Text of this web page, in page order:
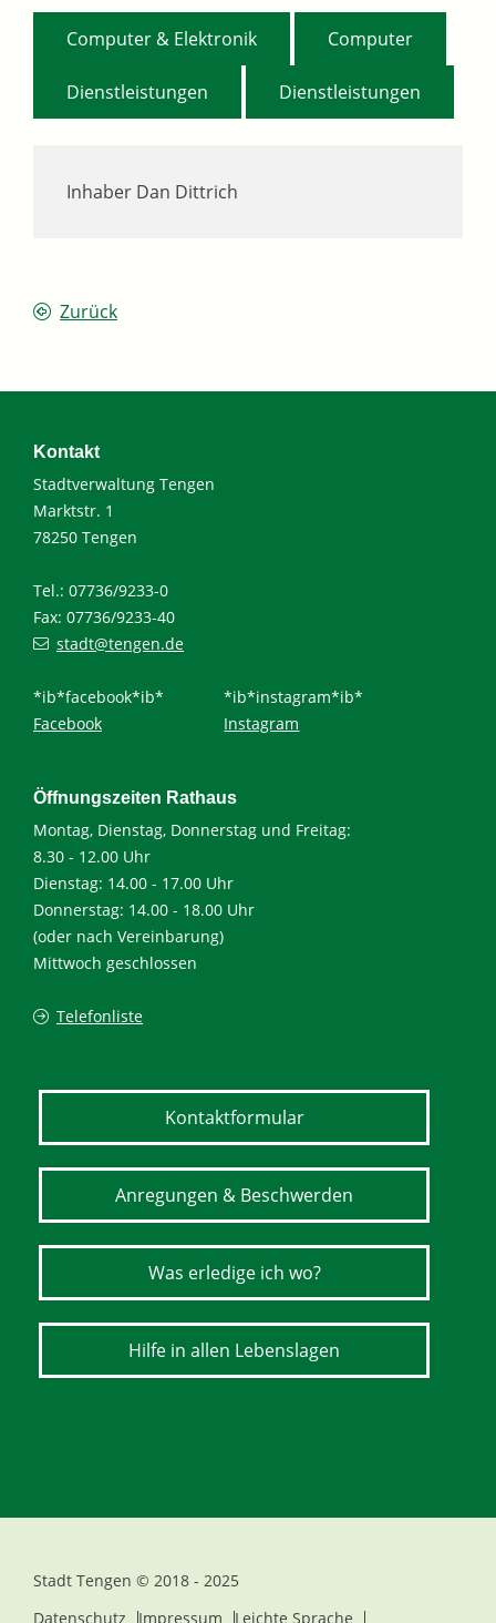
Inhaber Dan Dittrich
Computer & Elektronik Computer
Dienstleistungen Dienstleistungen
Zurück
Kontakt
Stadtverwaltung Tengen
Marktstr. 1
78250 Tengen
Tel.: 07736/9233-0
Fax: 07736/9233-40
stadt@tengen.de
*ib*facebook*ib*
Facebook
*ib*instagram*ib*
Instagram
Öffnungszeiten Rathaus
Montag, Dienstag, Donnerstag und Freitag:
8.30 - 12.00 Uhr
Dienstag: 14.00 - 17.00 Uhr
Donnerstag: 14.00 - 18.00 Uhr
(oder nach Vereinbarung)
Mittwoch geschlossen
Telefonliste
Kontaktformular
Anregungen & Beschwerden
Was erledige ich wo?
Hilfe in allen Lebenslagen
Stadt Tengen © 2018 - 2025
Datenschutz
Impressum Leichte Sprache